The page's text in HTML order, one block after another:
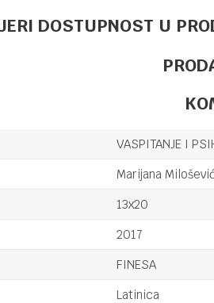
VASPITANJE I
Marijana
13x20
2017
FINESA
Latinica